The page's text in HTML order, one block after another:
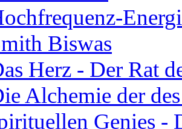
Biswas
Herz - Der Rat
Alchemie der
Genies -